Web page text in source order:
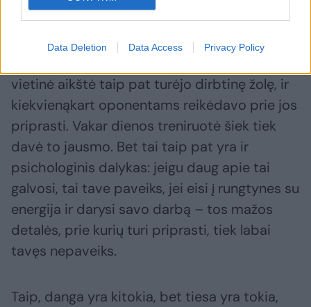
Data Deletion Data Access Privacy Policy
„Tai, aišku, veikia rungtynes – tai buvo tiesa ir
vietinė aikštė taip pat turėjo dirbtinę žolę, ir
kiekvienąkart oponentams reikėdavo prie jos
priprasti. Vakar dienos treniruotė šiek tiek
davė to jausmo. Bet tai taip pat yra ir
psichologinis dalykas: jeigu daug apie tai
galvosi, tai tave paveiks, jei eisi į rungtynes su
energija ir darysi savo darbą – tos mažos
detalės, prie kurių turi priprasti, tiek labai
tavęs nepaveiks.
Taip, danga yra kitokia, bet tiesa yra tokia,